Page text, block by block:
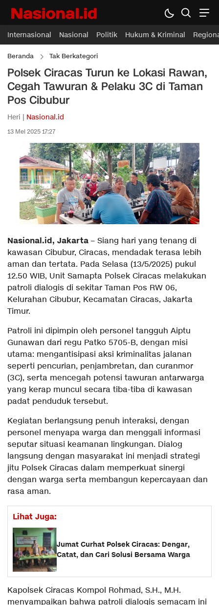
Internasional Nasional Politik Hukum & Kriminal
Beranda Tak Berkategori
Polsek Ciracas Turun ke Lokasi Rawan,
Cegah Tawuran & Pelaku 3C di Taman
Pos Cibubur
Heri | Nasional.id
13 Mei 2025 17:27
Nasional.id, Jakarta – Siang hari yang tenang di
kawasan Cibubur, Ciracas, mendadak terasa lebih
aman dan tertata. Pada Selasa (13/5/2025) pukul
12.50 WIB, Unit Samapta Polsek Ciracas melakukan
patroli dialogis di sekitar Taman Pos RW 06,
Kelurahan Cibubur, Kecamatan Ciracas, Jakarta
Timur.
Patroli ini dipimpin oleh personel tangguh Aiptu
Gunawan dari regu Patko 5705-B, dengan misi
utama: mengantisipasi aksi kriminalitas jalanan
seperti pencurian, penjambretan, dan curanmor
(3C), serta mencegah potensi tawuran antarwarga
yang kerap muncul secara tiba-tiba di kawasan
padat penduduk tersebut.
Kegiatan berlangsung penuh interaksi, dengan
personel menyapa warga dan menggali informasi
seputar situasi keamanan lingkungan. Dialog
langsung dengan masyarakat ini menjadi strategi
jitu Polsek Ciracas dalam memperkuat sinergi
dengan warga serta membangun kepercayaan dan
rasa aman.
Lihat Juga:
Jumat Curhat Polsek Ciracas: Dengar,
Catat, dan Cari Solusi Bersama Warga
Kapolsek Ciracas Kompol Rohmad, S.H., M.H.
menyampaikan bahwa patroli dialogis semacam ini